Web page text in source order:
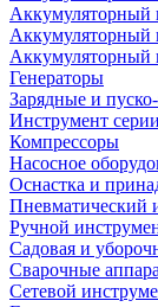
Аккумуляторный
Аккумуляторный
Аккумуляторный
Генераторы
Зарядные и
Инструмент
Компрессоры
Насосное
Оснастка и
Пневматический
Ручной
Садовая и
Сварочные
Сетевой